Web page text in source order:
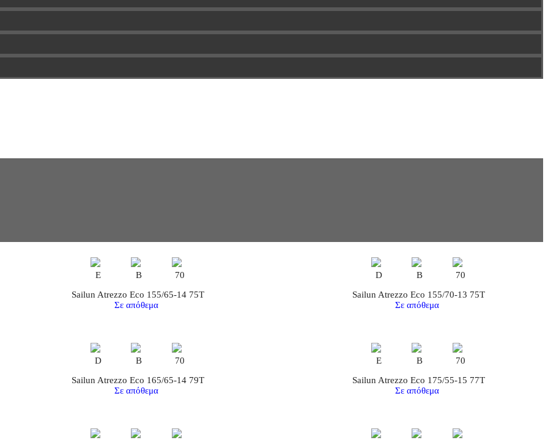
E B
70
Sailun Atrezzo Eco 155/65-14 75T
Σε απόθεμα
D B
70
Sailun Atrezzo Eco 155/70-13 75T
Σε απόθεμα
D B
70
Sailun Atrezzo Eco 165/65-14 79T
Σε απόθεμα
E B
70
Sailun Atrezzo Eco 175/55-15 77T
Σε απόθεμα